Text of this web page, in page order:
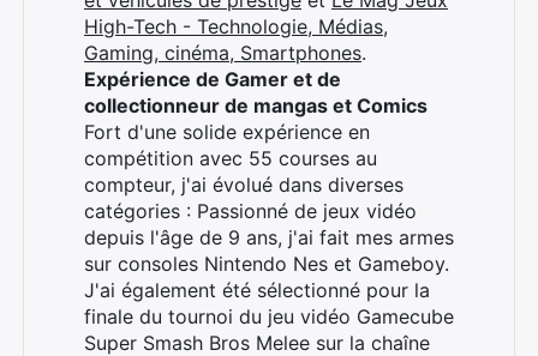
High-Tech - Technologie, Médias,
Gaming, cinéma, Smartphones.
Expérience de Gamer et de
collectionneur de mangas et Comics
Fort d'une solide expérience en
compétition avec 55 courses au
compteur, j'ai évolué dans diverses
catégories : Passionné de jeux vidéo
depuis l'âge de 9 ans, j'ai fait mes armes
sur consoles Nintendo Nes et Gameboy.
J'ai également été sélectionné pour la
finale du tournoi du jeu vidéo Gamecube
Super Smash Bros Melee sur la chaîne
Rechercher